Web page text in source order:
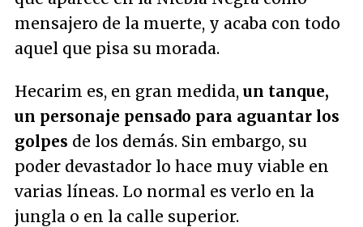
mensajero de la muerte, y acaba con todo
aquel que pisa su morada.
Hecarim es, en gran medida, un tanque,
un personaje pensado para aguantar los
golpes de los demás. Sin embargo, su
poder devastador lo hace muy viable en
varias líneas. Lo normal es verlo en la
jungla o en la calle superior.